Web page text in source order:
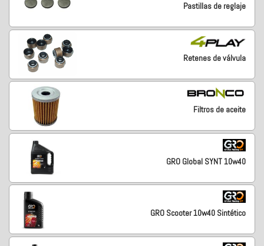
Pastillas de reglaje
Retenes de válvula
Filtros de aceite
GRO Global SYNT 10w40
GRO Scooter 10w40 Sintético